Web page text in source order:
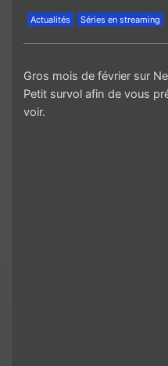
Actualités Séries en streaming
Gros mois de février sur
Petit survol afin de vous
voir.